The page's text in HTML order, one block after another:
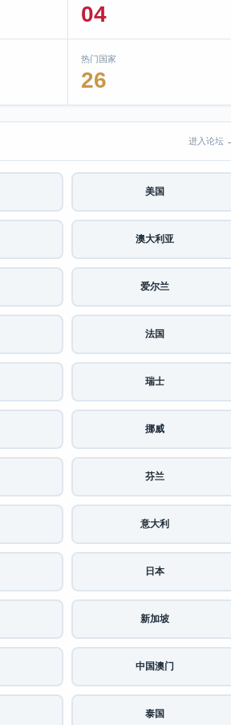
04
热门国家
26
进入论坛
美国
澳大利亚
爱尔兰
法国
瑞士
挪威
芬兰
意大利
日本
新加坡
中国澳门
泰国